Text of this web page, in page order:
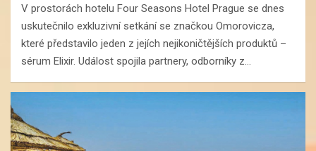
V prostorách hotelu Four Seasons Hotel Prague se dnes
uskutečnilo exkluzivní setkání se značkou Omorovicza,
které představilo jeden z jejích nejikoničtějších produktů –
sérum Elixir. Událost spojila partnery, odborníky z…